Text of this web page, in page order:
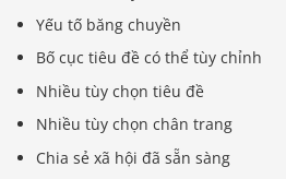
Yếu tố băng chuyền
Bố cục tiêu đề có thể tùy chỉnh
Nhiều tùy chọn tiêu đề
Nhiều tùy chọn chân trang
Chia sẻ xã hội đã sẵn sàng